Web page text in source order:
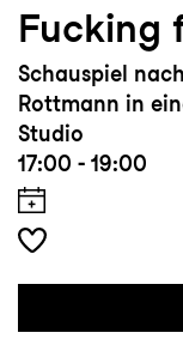
Fucking
Schauspiel
Rottmann in
Studio
17:00 - 19:00